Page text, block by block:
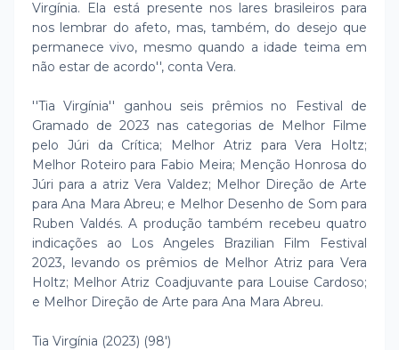
Virgínia. Ela está presente nos lares brasileiros para
nos lembrar do afeto, mas, também, do desejo que
permanece vivo, mesmo quando a idade teima em
não estar de acordo'', conta Vera.
''Tia Virgínia'' ganhou seis prêmios no Festival de
Gramado de 2023 nas categorias de Melhor Filme
pelo Júri da Crítica; Melhor Atriz para Vera Holtz;
Melhor Roteiro para Fabio Meira; Menção Honrosa do
Júri para a atriz Vera Valdez; Melhor Direção de Arte
para Ana Mara Abreu; e Melhor Desenho de Som para
Ruben Valdés. A produção também recebeu quatro
indicações ao Los Angeles Brazilian Film Festival
2023, levando os prêmios de Melhor Atriz para Vera
Holtz; Melhor Atriz Coadjuvante para Louise Cardoso;
e Melhor Direção de Arte para Ana Mara Abreu.
Tia Virgínia (2023) (98')